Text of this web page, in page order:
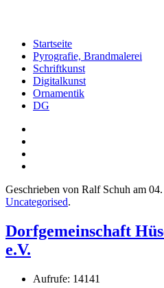
Startseite
Pyrografie, Brandmalerei
Schriftkunst
Digitalkunst
Ornamentik
DG
Geschrieben von Ralf Schuh am
Uncategorised.
Dorfgemeinschaft
e.V.
Aufrufe: 14141